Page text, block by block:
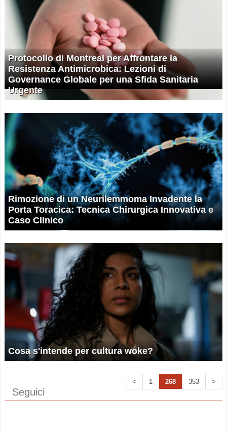
Protocollo di Montreal per Affrontare la
Resistenza Antimicrobica: Lezioni di
Governance Globale per una Sfida Sanitaria
Urgente
Rimozione di un Neurilemmoma Invadente la
Porta Toracica: Tecnica Chirurgica Innovativa e
Caso Clinico
Cosa s'intende per cultura woke?
< 1 268 353 >
Seguici